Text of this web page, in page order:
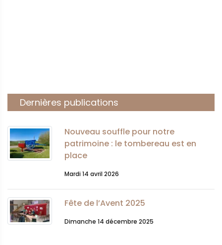
Dernières publications
Nouveau souffle pour notre
patrimoine : le tombereau est en
place
Mardi 14 avril 2026
Fête de l’Avent 2025
Dimanche 14 décembre 2025